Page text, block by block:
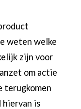
weten welke
zijn voor
om actie
terugkomen
hiervan is